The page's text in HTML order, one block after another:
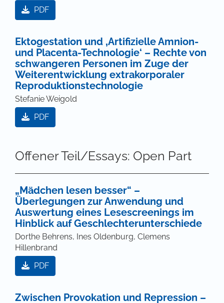
PDF
Ektogestation und ‚Artifizielle Amnion-
und Placenta-Technologie‘ – Rechte von
schwangeren Personen im Zuge der
Weiterentwicklung extrakorporaler
Reproduktionstechnologie
Stefanie Weigold
PDF
Offener Teil/Essays: Open Part
„Mädchen lesen besser“ –
Überlegungen zur Anwendung und
Auswertung eines Lesescreenings im
Hinblick auf Geschlechterunterschiede
Dorthe Behrens, Ines Oldenburg, Clemens
Hillenbrand
PDF
Zwischen Provokation und Repression –